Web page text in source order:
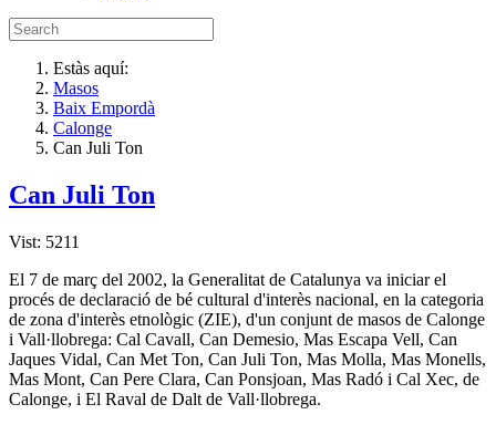
Estàs aquí:
Masos
Baix Empordà
Calonge
Can Juli Ton
Can Juli Ton
Vist: 5211
El 7 de març del 2002, la Generalitat de Catalunya va iniciar el
procés de declaració de bé cultural d'interès nacional, en la categoria
de zona d'interès etnològic (ZIE), d'un conjunt de masos de Calonge
i Vall·llobrega: Cal Cavall, Can Demesio, Mas Escapa Vell, Can
Jaques Vidal, Can Met Ton, Can Juli Ton, Mas Molla, Mas Monells,
Mas Mont, Can Pere Clara, Can Ponsjoan, Mas Radó i Cal Xec, de
Calonge, i El Raval de Dalt de Vall·llobrega.